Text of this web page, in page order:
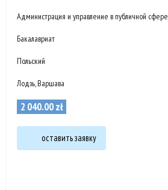
Администрация и управление в публичной сфере
Бакалавриат
Польский
Лодзь, Варшава
2 040.00zł
оставить заявку